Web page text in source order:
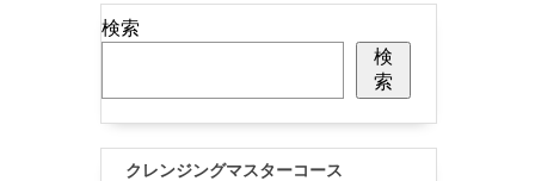
検索
検
索
クレンジングマスターコース